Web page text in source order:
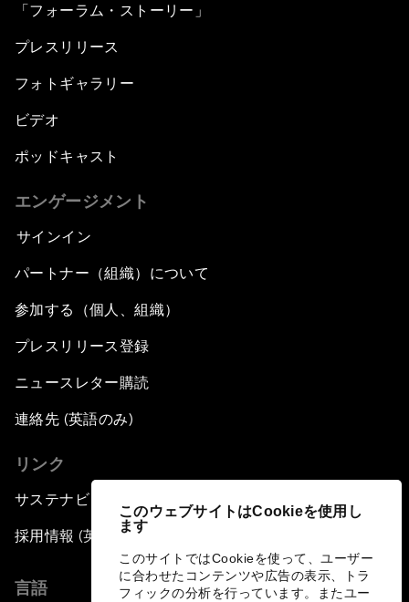
このウェブサイトはCookieを使用し
ます
このサイトではCookieを使って、ユーザー
に合わせたコンテンツや広告の表示、トラ
フィックの分析を行っています。またユー
「フォーラム・ストーリー」
プレスリリース
フォトギャラリー
ビデオ
ポッドキャスト
エンゲージメント
サインイン
パートナー（組織）について
参加する（個人、組織）
プレスリリース登録
ニュースレター購読
連絡先 (英語のみ)
リンク
サステナビリティへの取り組み
採用情報 (英語のみ)
言語